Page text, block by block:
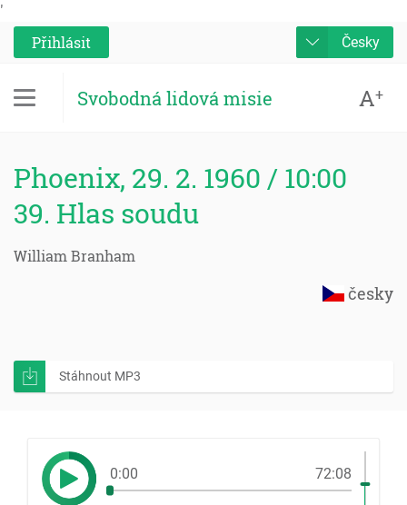
'
Přihlásit
Česky
Svobodná lidová misie A+
Phoenix, 29. 2. 1960 / 10:00
39. Hlas soudu
William Branham
česky
Stáhnout MP3
0:00 72:08